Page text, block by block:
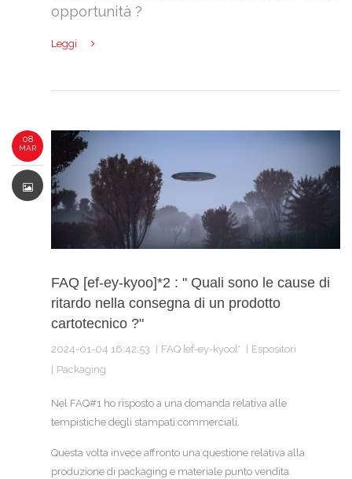
opportunità ?
Leggi
08
MAR
FAQ [ef-ey-kyoo]*2 : " Quali sono le cause di
ritardo nella consegna di un prodotto
cartotecnico ?"
2024-01-04 16:42:53 FAQ [ef-ey-kyoo]*
Espositori
Packaging
Nel FAQ#1 ho risposto a una domanda relativa alle
tempistiche degli stampati commerciali.
Questa volta invece affronto una questione relativa alla
produzione di packaging e materiale punto vendita.